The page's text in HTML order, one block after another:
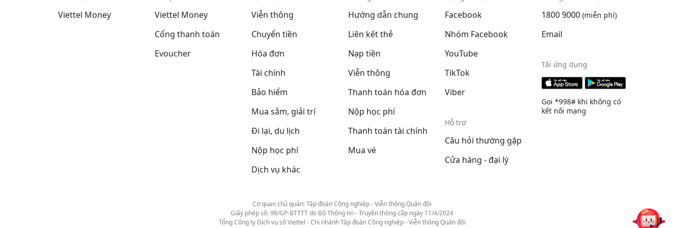
Viettel Money
Viettel Money
Cổng thanh toán
Evoucher
Viễn thông
Chuyển tiền
Hóa đơn
Tài chính
Bảo hiểm
Mua sắm, giải trí
Đi lại, du lịch
Nộp học phí
Dịch vụ khác
Hướng dẫn chung
Liên kết thẻ
Nạp tiền
Viễn thông
Thanh toán hóa đơn
Nộp học phí
Thanh toán tài chính
Mua vé
Facebook
Nhóm Facebook
YouTube
TikTok
Viber
Hỗ trợ
Câu hỏi thường gặp
Cửa hàng - đại lý
1800 9000 (miễn phí)
Email
Tải ứng dụng
Gọi *998# khi không có
kết nối mạng
Cơ quan chủ quản: Tập đoàn Công nghiệp - Viễn thông Quân đội
Giấy phép số: 98/GP-BTTTT do Bộ Thông tin - Truyền thông cấp ngày 11/4/2024
Tổng Công ty Dịch vụ số Viettel - Chi nhánh Tập đoàn Công nghiệp - Viễn thông Quân đội